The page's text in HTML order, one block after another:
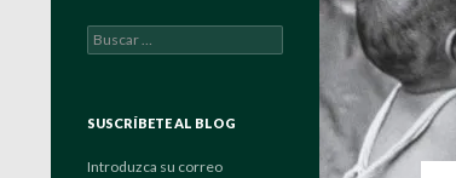
Buscar:
SUSCRÍBETE AL BLOG
Introduzca su correo